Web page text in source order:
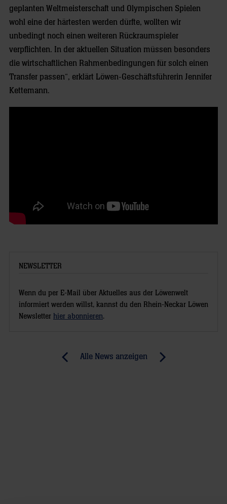
geplanten Weltmeisterschaft und Olympischen Spielen
wohl eine der härtesten werden dürfte, wollten wir
unbedingt noch einen weiteren Rückraumspieler
verpflichten. In der aktuellen Situation müssen besonders
die wirtschaftlichen Rahmenbedingungen für solch einen
Transfer passen“, erklärt Löwen-Geschäftsführerin Jennifer
Kettemann.
NEWSLETTER
Wenn du per E-Mail über Aktuelles aus der Löwenwelt
informiert werden willst, kannst du den Rhein-Neckar Löwen
Newsletter hier abonnieren.
Alle News anzeigen